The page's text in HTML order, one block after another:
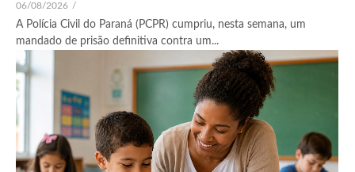
06/08/2026 /
A Polícia Civil do Paraná (PCPR) cumpriu, nesta semana, um
mandado de prisão definitiva contra um...